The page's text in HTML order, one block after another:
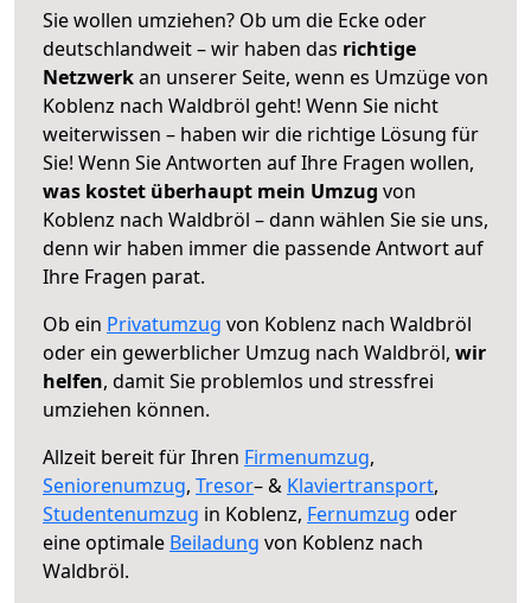
Sie wollen umziehen? Ob um die Ecke oder
deutschlandweit – wir haben das richtige
Netzwerkan unserer Seite, wenn es Umzüge von
Koblenz nach Waldbröl geht! Wenn Sie nicht
weiterwissen – haben wir die richtige Lösung für
Sie! Wenn Sie Antworten auf Ihre Fragen wollen,
was kostet überhaupt mein Umzug von
Koblenz nach Waldbröl – dann wählen Sie sie uns,
denn wir haben immer die passende Antwort auf
Ihre Fragen parat.
Ob ein Privatumzug von Koblenz nach Waldbröl
oder ein gewerblicher Umzug nach Waldbröl, wir
helfen, damit Sie problemlos und stressfrei
umziehen können.
Allzeit bereit für Ihren Firmenumzug,
Seniorenumzug, Tresor– & Klaviertransport,
Studentenumzug in Koblenz, Fernumzug oder
eine optimale Beiladung von Koblenz nach
Waldbröl.